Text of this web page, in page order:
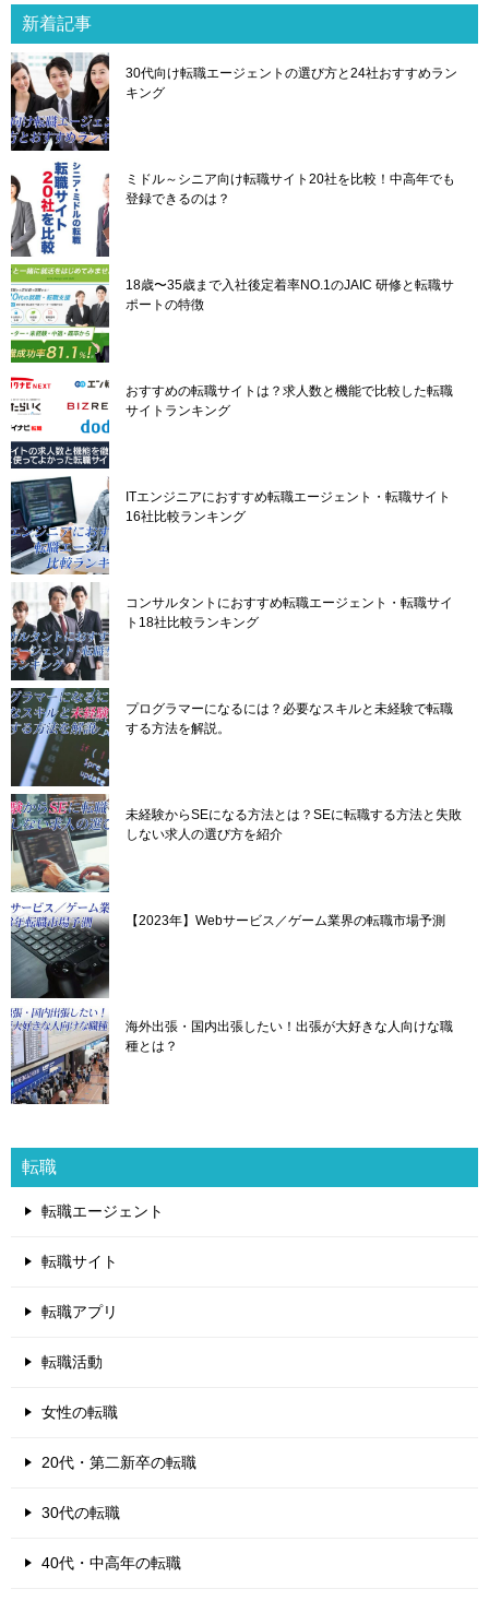
新着記事
30代向け転職エージェントの選び方と24社おすすめラン
キング
ミドル～シニア向け転職サイト20社を比較！中高年でも
登録できるのは？
18歳〜35歳まで入社後定着率NO.1のJAIC 研修と転職サ
ポートの特徴
おすすめの転職サイトは？求人数と機能で比較した転職
サイトランキング
ITエンジニアにおすすめ転職エージェント・転職サイト
16社比較ランキング
コンサルタントにおすすめ転職エージェント・転職サイ
ト18社比較ランキング
プログラマーになるには？必要なスキルと未経験で転職
する方法を解説。
未経験からSEになる方法とは？SEに転職する方法と失敗
しない求人の選び方を紹介
【2023年】Webサービス／ゲーム業界の転職市場予測
海外出張・国内出張したい！出張が大好きな人向けな職
種とは？
転職
転職エージェント
転職サイト
転職アプリ
転職活動
女性の転職
20代・第二新卒の転職
30代の転職
40代・中高年の転職